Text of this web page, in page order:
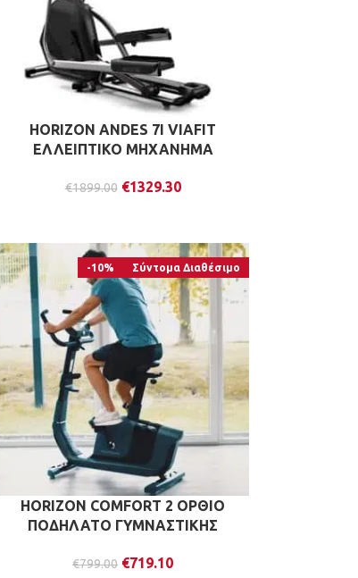
HORIZON ANDES 7I VIAFIT
ΕΛΛΕΙΠΤΙΚΟ ΜΗΧΑΝΗΜΑ
€1899.00 €1329.30
-10% Σύντομα Διαθέσιμο
HORIZON COMFORT 2 ΟΡΘΙΟ
ΠΟΔΗΛΑΤΟ ΓΥΜΝΑΣΤΙΚΗΣ
€799.00 €719.10